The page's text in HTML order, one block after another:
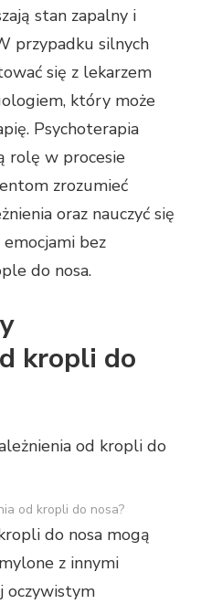
stan zapalny i
przypadku silnych
się z lekarzem
który może
Psychoterapia
rolę w procesie
zrozumieć
oraz nauczyć się
bez
do nosa.
kropli do
od kropli do nosa?
do nosa mogą
z innymi
oczywistym